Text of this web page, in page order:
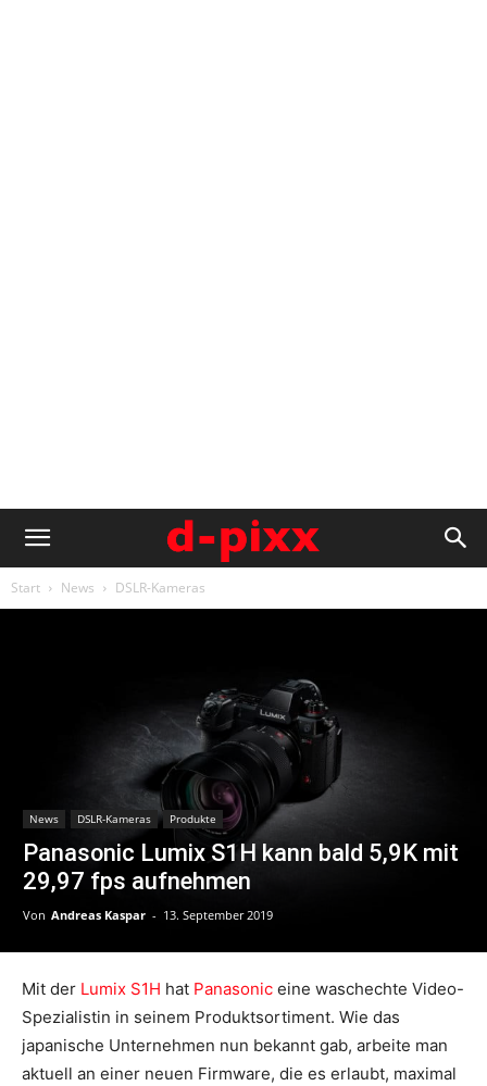
Start News DSLR-Kameras
News DSLR-Kameras Produkte
Panasonic Lumix S1H kann bald 5,9K mit
29,97 fps aufnehmen
Von Andreas Kaspar - 13. September 2019
Mit der Lumix S1H hat Panasonic eine waschechte Video-
Spezialistin in seinem Produktsortiment. Wie das
japanische Unternehmen nun bekannt gab, arbeite man
aktuell an einer neuen Firmware, die es erlaubt, maximal